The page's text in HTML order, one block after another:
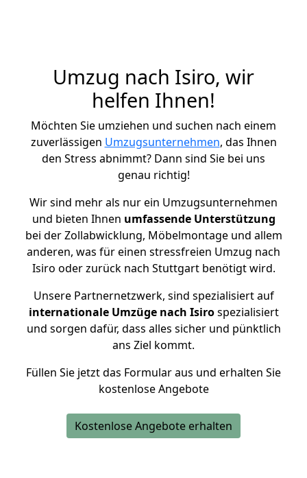
Umzug nach Isiro, wir
helfen Ihnen!
Möchten Sie umziehen und suchen nach einem
zuverlässigen Umzugsunternehmen, das Ihnen
den Stress abnimmt? Dann sind Sie bei uns
genau richtig!
Wir sind mehr als nur ein Umzugsunternehmen
und bieten Ihnen umfassende Unterstützung
bei der Zollabwicklung, Möbelmontage und allem
anderen, was für einen stressfreien Umzug nach
Isiro oder zurück nach Stuttgart benötigt wird.
Unsere Partnernetzwerk, sind spezialisiert auf
internationale Umzüge nach Isirospezialisiert
und sorgen dafür, dass alles sicher und pünktlich
ans Ziel kommt.
Füllen Sie jetzt das Formular aus und erhalten Sie
kostenlose Angebote
Kostenlose Angebote erhalten